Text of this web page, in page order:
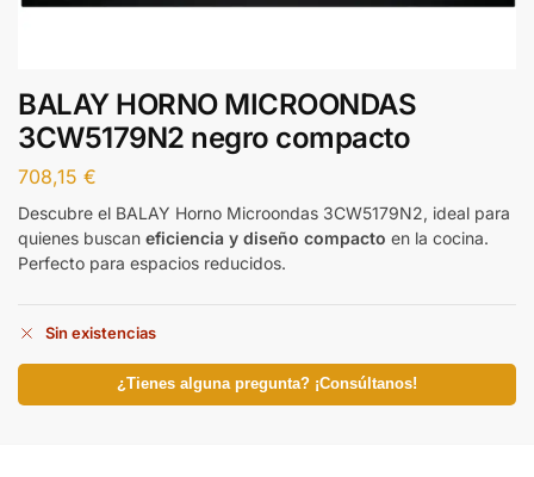
BALAY HORNO MICROONDAS
3CW5179N2 negro compacto
708,15 €
Descubre el BALAY Horno Microondas 3CW5179N2, ideal para
quienes buscan eficiencia y diseño compacto en la cocina.
Perfecto para espacios reducidos.
Sin existencias
¿Tienes alguna pregunta? ¡Consúltanos!